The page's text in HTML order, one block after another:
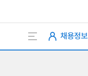
채용정보